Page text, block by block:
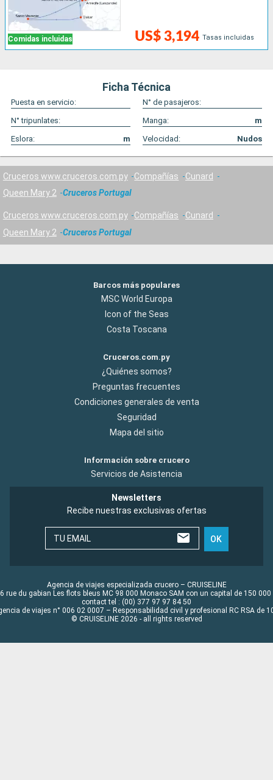
Comidas incluidas US$ 3,194 Tasas incluidas
Ficha Técnica
Puesta en servicio:
N° de pasajeros:
N° tripunlates:
Manga:
m
Eslora:
m Velocidad: Nudos
Cruceros www.cruceros.com.py Compañías
Cunard
Queen Mary 2
Cruceros Portugal
Cruceros www.cruceros.com.py Compañías
Cunard
Queen Mary 2
Cruceros Portugal
Barcos más populares
MSC World Europa
Icon of the Seas
Costa Toscana
Cruceros.com.py
¿Quiénes somos?
Preguntas frecuentes
Condiciones generales de venta
Seguridad
Mapa del sitio
Información sobre crucero
Servicios de Asistencia
Newsletters
Recibe nuestras exclusivas ofertas
TU EMAIL OK
Agencia de viajes especializada crucero – CRUISELINE
rue du gabian Les flots bleus MC 98 000 Monaco SAM con un capital de 150 000
contact tel : (00) 377 97 97 84 50
de viajes n° 006 02 0007 – Responsabilidad civil y profesional RC RSA de
© CRUISELINE 2026 - all rights reserved